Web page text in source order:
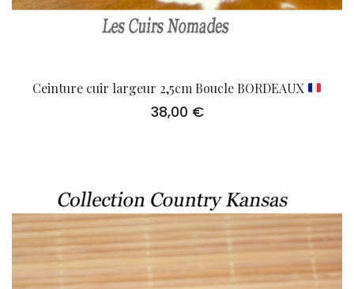
Ceinture cuir largeur 2,5cm Boucle BORDEAUX
38,00 €